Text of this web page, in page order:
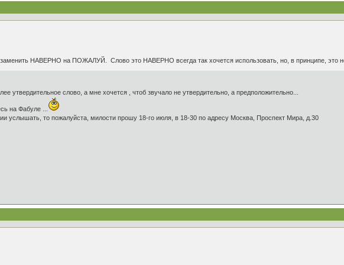
НАВЕРНО на ПОЖАЛУЙ. Слово это НАВЕРНО всегда так хочется использовать, но, в принципе, это
утвердительное слово, а мне хочется , чтоб звучало не утвердительно, а предположительно...
на Фабуле ...
услышать, то пожалуйста, милости прошу 18-го июля, в 18-30 по адресу Москва, Проспект Мира, д.30